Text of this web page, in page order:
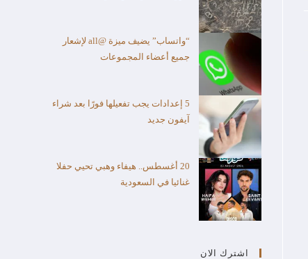
“واتساب” يضيف ميزة @all لإشعار
جميع أعضاء المجموعات
5 إعدادات يجب تفعيلها فورًا بعد شراء
آيفون جديد
20 أغسطس.. هيفاء وهبي تحيي حفلا
غنائيا في السعودية
اشترك الان